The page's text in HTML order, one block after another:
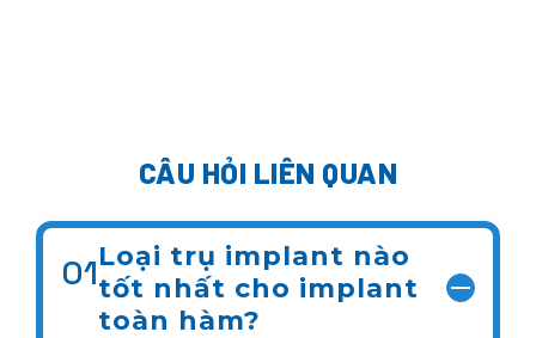
CÂU HỎI LIÊN QUAN
01Loại trụ implant nào
tốt nhất cho implant
toàn hàm?